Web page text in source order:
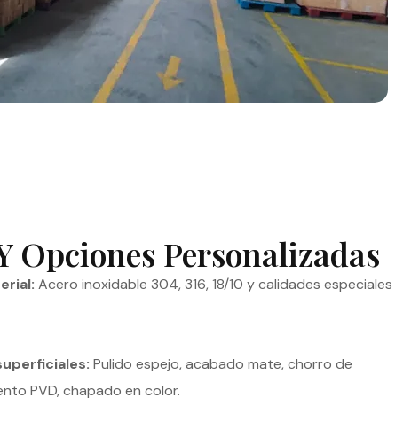
Opciones Personalizadas
Acero inoxidable 304, 316, 18/10 y calidades especiales
Pulido espejo, acabado mate, chorro de
PVD, chapado en color.